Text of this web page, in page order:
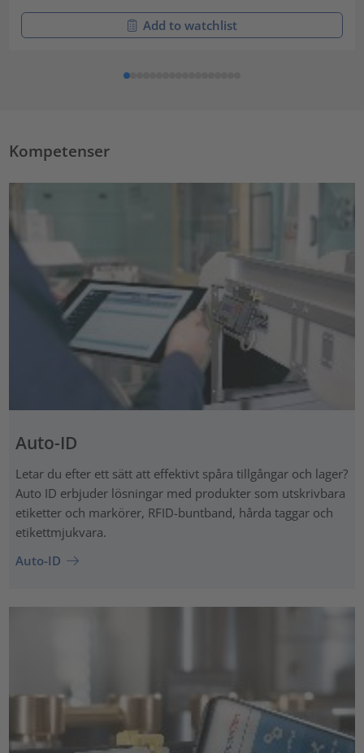
Add to watchlist
Kompetenser
Auto-ID
Letar du efter ett sätt att effektivt spåra tillgångar och lager?
Auto ID erbjuder lösningar med produkter som utskrivbara
etiketter och markörer, RFID-buntband, hårda taggar och
etikettmjukvara.
Auto-ID